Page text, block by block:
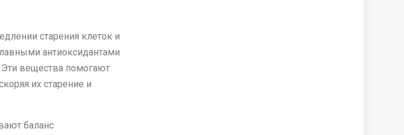
старения клеток и
антиоксидантами
Эти вещества помогают
их старение и
баланс